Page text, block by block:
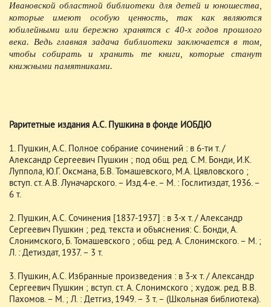
Ивановской областной библиотеки для детей и юношества,
которые имеют особую ценность, так как являются
юбилейными или бережно хранятся с 40-х годов прошлого
века. Ведь главная задача библиотеки заключается в том,
чтобы собирать и хранить те книги, которые станут
книжными памятниками.
Раритетные издания А.С. Пушкина в фонде ИОБДЮ
1. Пушкин, А.С. Полное собрание сочинений : в 6-ти т. /
Александр Сергеевич Пушкин ; под общ. ред. С.М. Бонди, И.К.
Луппола, Ю.Г. Оксмана, Б.В. Томашевского, М.А. Цявловского ;
вступ. ст. А.В. Луначарского. – Изд.4-е. – М. : Гослитиздат, 1936. –
6 т.
2. Пушкин, А.С. Сочинения [1837-1937] : в 3-х т. / Александр
Сергеевич Пушкин ; ред. текста и объяснения: С. Бонди, А.
Слонимского, Б. Томашевского ; общ. ред. А. Слонимского. – М. ;
Л. : Детиздат, 1937. – 3 т.
3. Пушкин, А.С. Избранные произведения : в 3-х т. / Александр
Сергеевич Пушкин ; вступ. ст. А. Слонимского ; худож. ред. В.В.
Пахомов. – М. ; Л. : Детгиз, 1949. – 3 т. – (Школьная библиотека).